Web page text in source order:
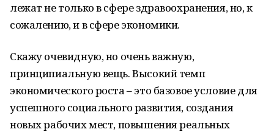
лежат не только в сфере здравоохранения, но, к
сожалению, и в сфере экономики.
Скажу очевидную, но очень важную,
принципиальную вещь. Высокий темп
экономического роста – это базовое условие для
успешного социального развития, создания
новых рабочих мест, повышения реальных